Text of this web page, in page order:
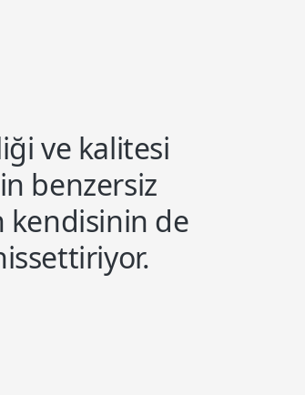
ve kalitesi
benzersiz
kendisinin de